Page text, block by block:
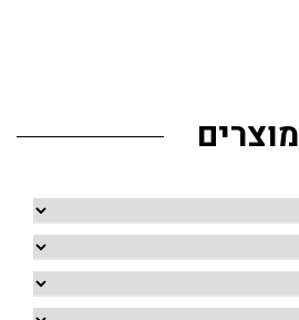
מוצרים